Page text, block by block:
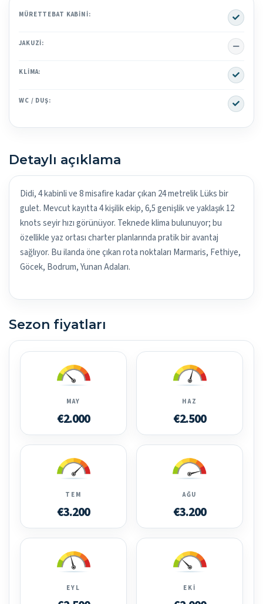
MÜRETTEBAT KABINI: Yes
JAKUZI: No
KLIMA: Yes
WC / DUŞ: Yes
Detaylı açıklama
Didi, 4 kabinli ve 8 misafire kadar çıkan 24 metrelik Lüks bir
gulet. Mevcut kayıtta 4 kişilik ekip, 6,5 genişlik ve yaklaşık 12
knots seyir hızı görünüyor. Teknede klima bulunuyor; bu
özellikle yaz ortası charter planlarında pratik bir avantaj
sağlıyor. Bu ilanda öne çıkan rota noktaları Marmaris, Fethiye,
Göcek, Bodrum, Yunan Adaları.
Sezon fiyatları
MAY
€2.000
HAZ
€2.500
TEM
€3.200
AĞU
€3.200
EYL EKI